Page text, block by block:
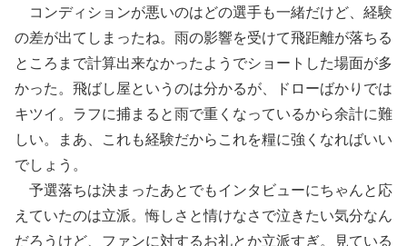
コンディションが悪いのはどの選手も一緒だけど、経験
の差が出てしまったね。雨の影響を受けて飛距離が落ちる
ところまで計算出来なかったようでショートした場面が多
かった。飛ばし屋というのは分かるが、ドローばかりでは
キツイ。ラフに捕まると雨で重くなっているから余計に難
しい。まあ、これも経験だからこれを糧に強くなればいい
でしょう。
予選落ちは決まったあとでもインタビューにちゃんと応
えていたのは立派。悔しさと情けなさで泣きたい気分なん
だろうけど、ファンに対するお礼とか立派すぎ。見ている